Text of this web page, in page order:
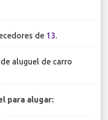
de 13.
aluguel de carro
para alugar: